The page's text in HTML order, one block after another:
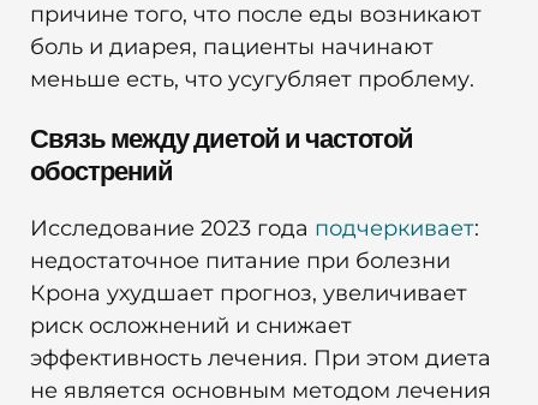
причине того, что после еды возникают
боль и диарея, пациенты начинают
меньше есть, что усугубляет проблему.
Связь между диетой и частотой
обострений
Исследование 2023 года подчеркивает:
недостаточное питание при болезни
Крона ухудшает прогноз, увеличивает
риск осложнений и снижает
эффективность лечения. При этом диета
не является основным методом лечения